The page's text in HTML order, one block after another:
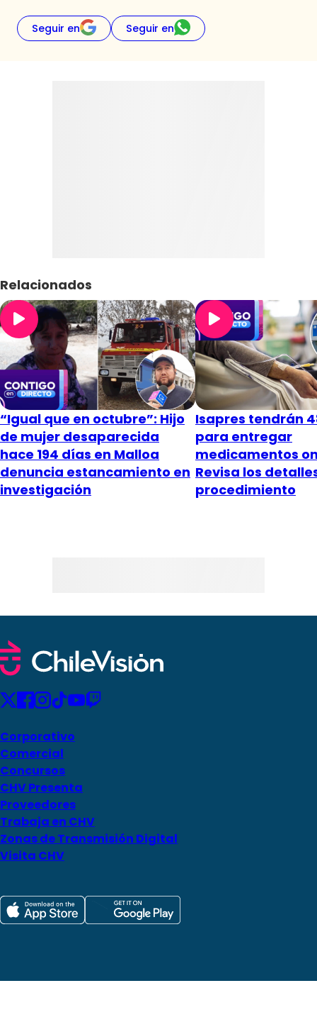
Seguir en Seguir en
Relacionados
“Igual que en octubre”: Hijo
de mujer desaparecida
hace 194 días en Malloa
denuncia estancamiento en
investigación
Isapres tendrán
para entregar
medicamentos
Revisa los
procedimiento
Corporativo
Comercial
Concursos
CHV Presenta
Proveedores
Trabaja en CHV
Zonas de Transmisión Digital
Visita CHV